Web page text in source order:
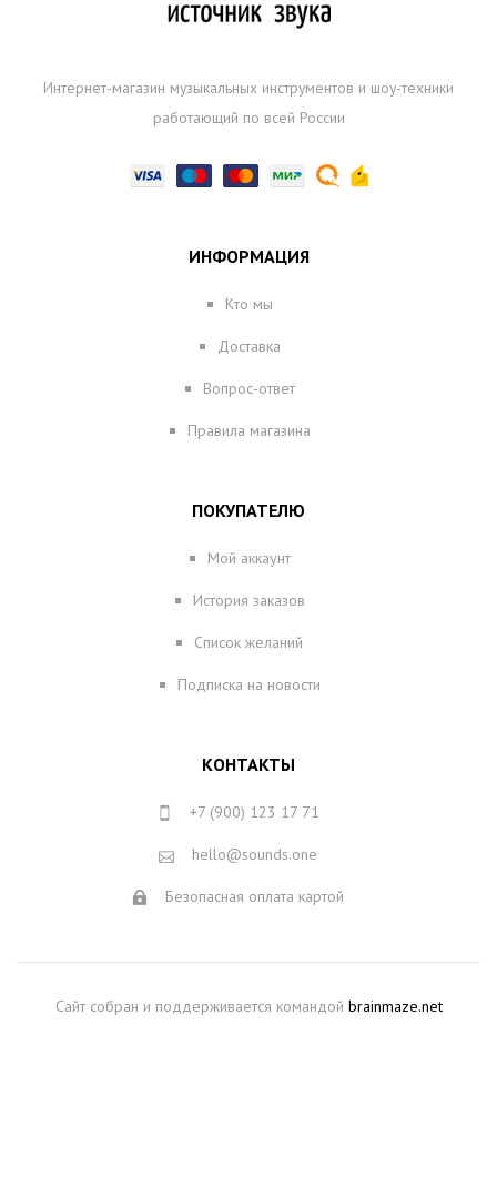
Интернет-магазин музыкальных инструментов и шоу-техники
работающий по всей России
ИНФОРМАЦИЯ
Кто мы
Доставка
Вопрос-ответ
Правила магазина
ПОКУПАТЕЛЮ
Мой аккаунт
История заказов
Список желаний
Подписка на новости
КОНТАКТЫ
+7 (900) 123 17 71
hello@sounds.one
Безопасная оплата картой
Сайт собран и поддерживается командой brainmaze.net